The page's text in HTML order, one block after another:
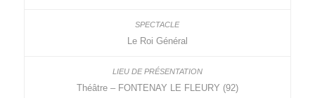
Le Roi Général
Théâtre – FONTENAY LE FLEURY (92)